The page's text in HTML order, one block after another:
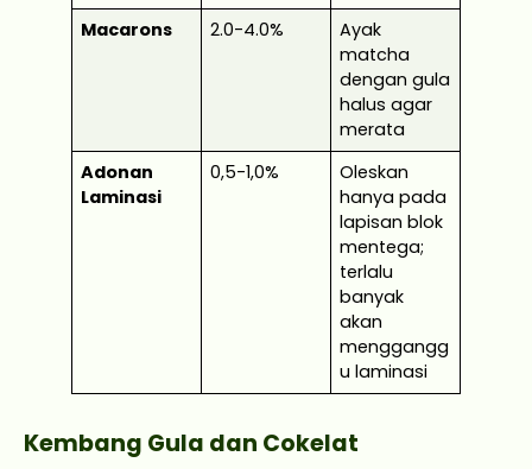
Macarons
2.0-4.0%
Ayak
matcha
dengan gula
halus agar
merata
Adonan
Laminasi
0,5-1,0%
Oleskan
hanya pada
lapisan blok
mentega;
terlalu
banyak
akan
menggangg
u laminasi
Kembang Gula dan Cokelat